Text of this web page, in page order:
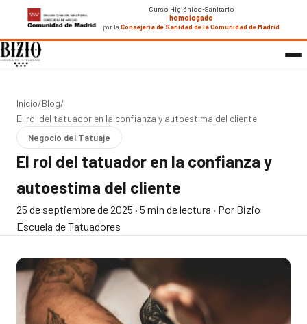
Curso Higiénico-Sanitario
homologado
por laConsejería de Sanidad de la Comunidad de Madrid
Inicio/Blog/
El rol del tatuador en la confianza y autoestima del cliente
Negocio del Tatuaje
El rol del tatuador en la confianza y
autoestima del cliente
25 de septiembre de 2025 · 5 min de lectura · Por Bizio
Escuela de Tatuadores